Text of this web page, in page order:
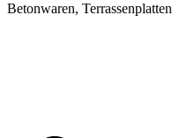
Betonwaren, Terrassenplatten